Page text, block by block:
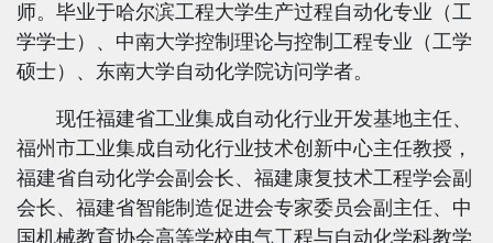
师。毕业于哈尔滨工程大学生产过程自动化专业（工
学学士）、中南大学控制理论与控制工程专业（工学
硕士）、东南大学自动化学院访问学者。
现任福建省工业集成自动化行业开发基地主任、
福州市工业集成自动化行业技术创新中心主任教授，
福建省自动化学会副会长、福建康复技术工程学会副
会长、福建省智能制造促进会专家委员会副主任、中
国机械教育协会高等学校电气工程与自动化学科教学